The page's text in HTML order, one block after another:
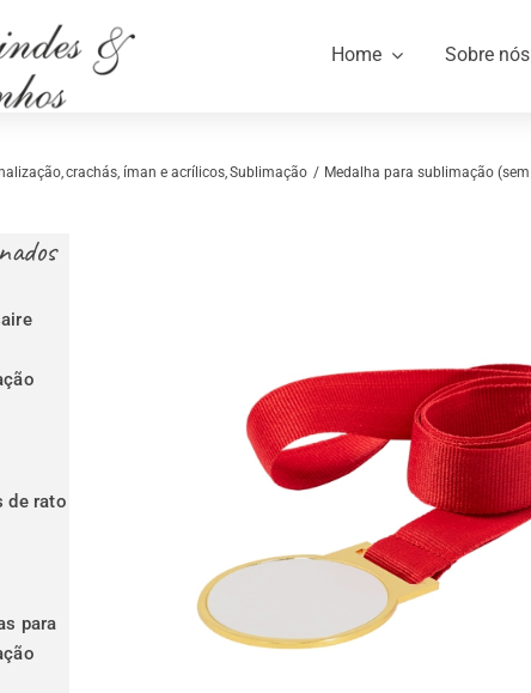
Home Sobre nós
Costura Criativa Artigos
crachás, íman e acrílicos Sublimação Medalha para sublimação
de rato
para